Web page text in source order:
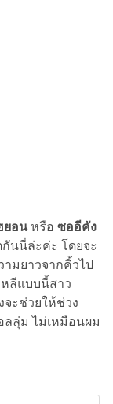
ยอนหรือ ซออีคัง
นนี่ล่ะค่ะ โดยจะ
มยาวจากคิ้วไป
ลีแบบนี้สาว
จะช่วยให้ช่วง
ลุ่ม ไม่เหมือนผม